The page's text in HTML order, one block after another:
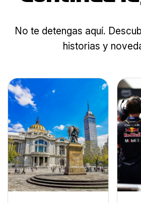
No te detengas aquí.
historias y